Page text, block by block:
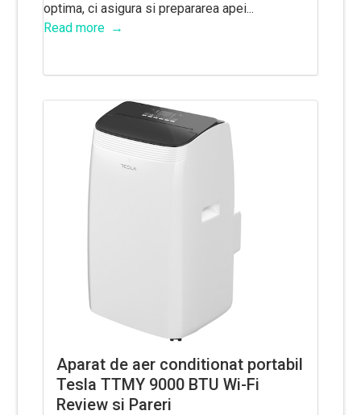
optima, ci asigura si prepararea apei...
Read more
Aparat de aer conditionat portabil
Tesla TTMY 9000 BTU Wi-Fi
Review si Pareri